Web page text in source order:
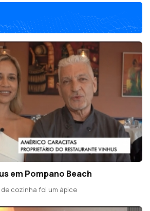
em Pompano Beach
cozinha foi um ápice